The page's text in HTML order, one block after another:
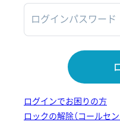
ログインパスワード
ログインでお困りの方
ロックの解除（コールセ